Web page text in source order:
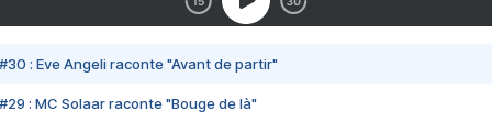
#30 : Eve Angeli raconte "Avant de partir"
#29 : MC Solaar raconte "Bouge de là"